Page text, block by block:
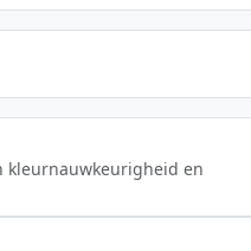
kleurnauwkeurigheid en